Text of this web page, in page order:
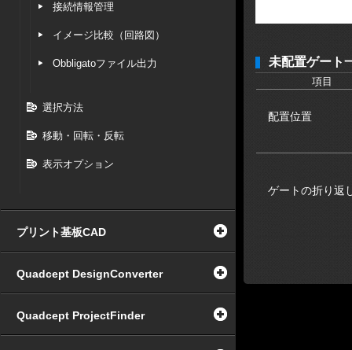
接続情報管理
イメージ比較（回路図）
Obbligatoファイル出力
選択方法
移動・回転・反転
表示オプション
プリント基板CAD
Quadcept DesignConverter
Quadcept ProjectFinder
未配置ゲート
項目
配置位置
ゲートの折り返